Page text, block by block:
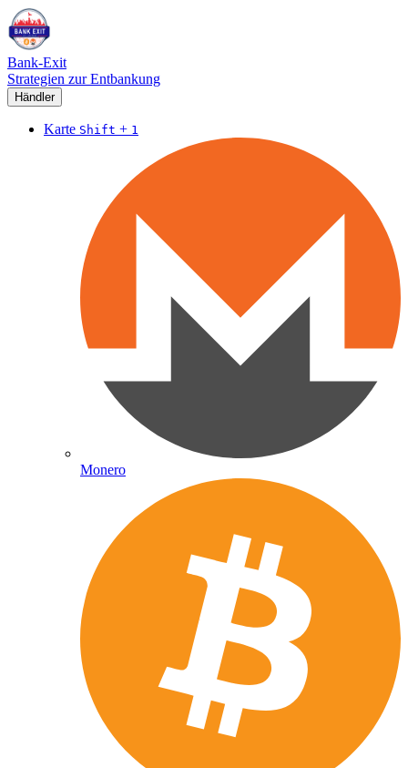
Bank-Exit
Strategien zur Entbankung
Händler
Karte Shift + 1
Monero